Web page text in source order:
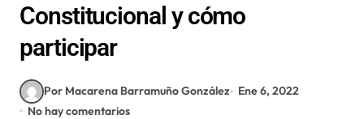
Constitucional y cómo
participar
Por Macarena Barramuño González
Ene 6, 2022
No hay comentarios